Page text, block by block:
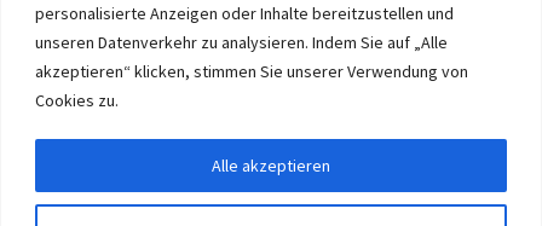
personalisierte Anzeigen oder Inhalte bereitzustellen und
unseren Datenverkehr zu analysieren. Indem Sie auf „Alle
akzeptieren“ klicken, stimmen Sie unserer Verwendung von
Cookies zu.
Alle akzeptieren
© 2026 Eruon Trade UG, Germany, member of the ERUON